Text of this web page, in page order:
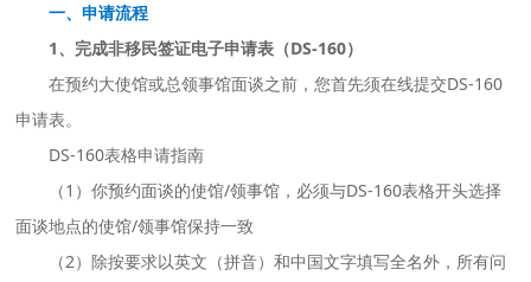
一、申请流程
1、完成非移民签证电子申请表（DS-160）
在预约大使馆或总领事馆面谈之前，您首先须在线提交DS-160
申请表。
DS-160表格申请指南
（1）你预约面谈的使馆/领事馆，必须与DS-160表格开头选择
面谈地点的使馆/领事馆保持一致
（2）除按要求以英文（拼音）和中国文字填写全名外，所有问